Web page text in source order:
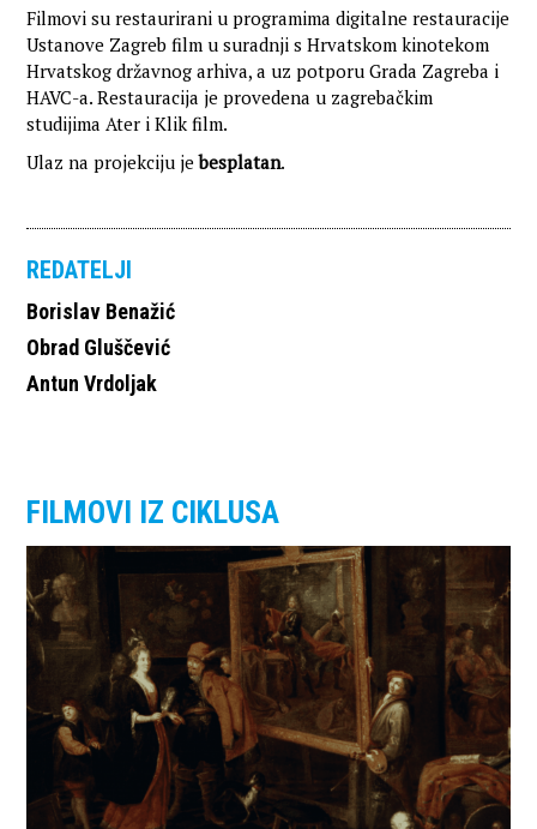
Filmovi su restaurirani u programima digitalne restauracije
Ustanove Zagreb film u suradnji s Hrvatskom kinotekom
Hrvatskog državnog arhiva, a uz potporu Grada Zagreba i
HAVC-a. Restauracija je provedena u zagrebačkim
studijima Ater i Klik film.
Ulaz na projekciju jebesplatan.
REDATELJI
Borislav Benažić
Obrad Gluščević
Antun Vrdoljak
FILMOVI IZ CIKLUSA